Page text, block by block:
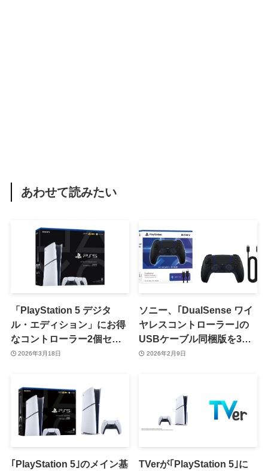
あわせて読みたい
「PlayStation 5 デジタ
ル・エディション」にお得
なコントローラー2個セッ
トが登場
2026年3月18日
ソニー、｢DualSense ワイ
ヤレスコントローラー｣の
USBケーブル同梱版を3月5
日に発売
2026年2月9日
｢PlayStation 5｣のメイン基
TVerが｢PlayStation 5｣に